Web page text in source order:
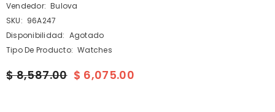
Vendedor: Bulova
SKU: 96A247
Disponibilidad: Agotado
Tipo De Producto: Watches
$ 8,587.00 $ 6,075.00